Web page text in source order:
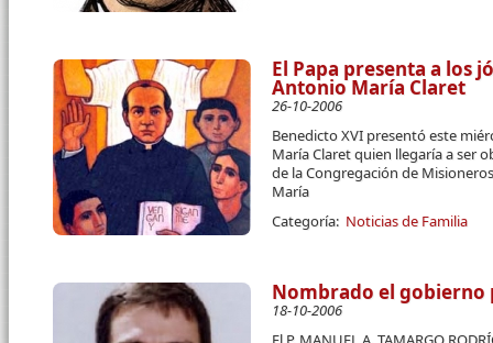
El Papa presenta a los
Antonio María Claret
26-10-2006
Benedicto XVI presentó este
María Claret quien llegaría a ser
de la Congregación de
María
Categoría: Noticias de Familia
Nombrado el gobierno
18-10-2006